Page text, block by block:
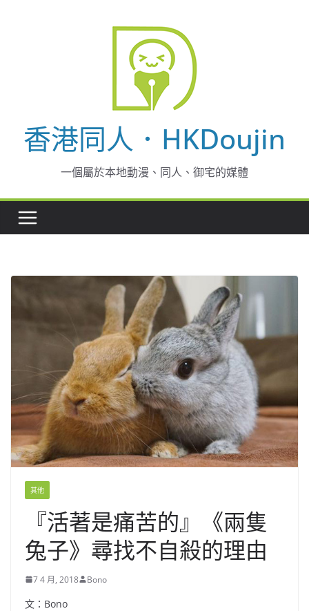
香港同人．HKDoujin
一個屬於本地動漫、同人、御宅的媒體
其他
『活著是痛苦的』《兩隻
兔子》尋找不自殺的理由
7 4 月, 2018 Bono
文：Bono